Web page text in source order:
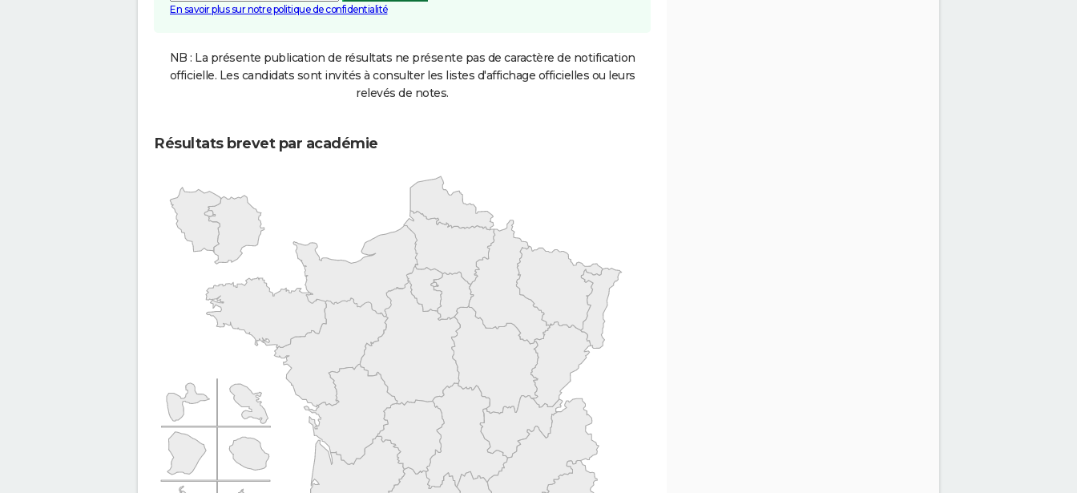
En savoir plus sur notre politique de confidentialité
NB : La présente publication de résultats ne présente pas de caractère de notification
officielle. Les candidats sont invités à consulter les listes d'affichage officielles ou leurs
relevés de notes.
Résultats brevet par académie